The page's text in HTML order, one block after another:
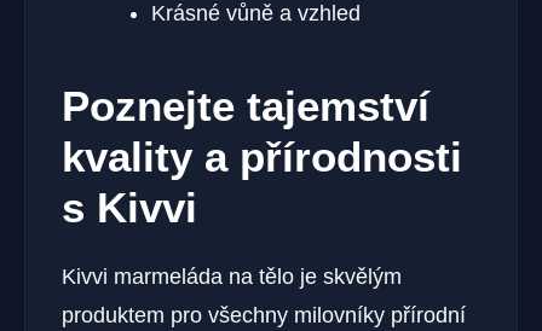
Krásné vůně a vzhled
Poznejte tajemství
kvality a přírodnosti
s Kivvi
Kivvi marmeláda na tělo je skvělým
produktem pro všechny milovníky přírodní